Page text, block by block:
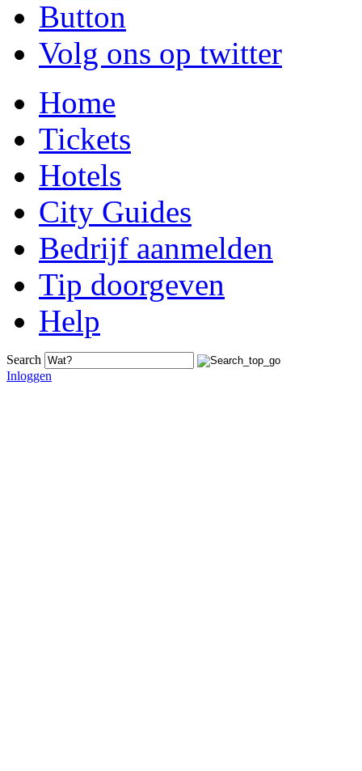
Volg ons op twitter
Home
Tickets
Hotels
City Guides
Bedrijf aanmelden
Tip doorgeven
Help
Search
Inloggen